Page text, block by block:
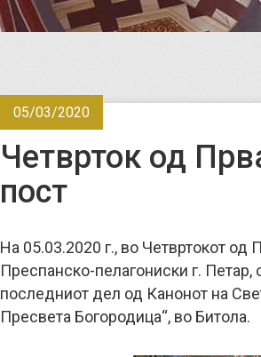
05/03/2020
Четврток од
пост
На 05.03.2020 г., во Четвртокот од
Преспанско-пелагониски г.
последниот дел од Канонот на
Пресвета Богородица“, во Битола.